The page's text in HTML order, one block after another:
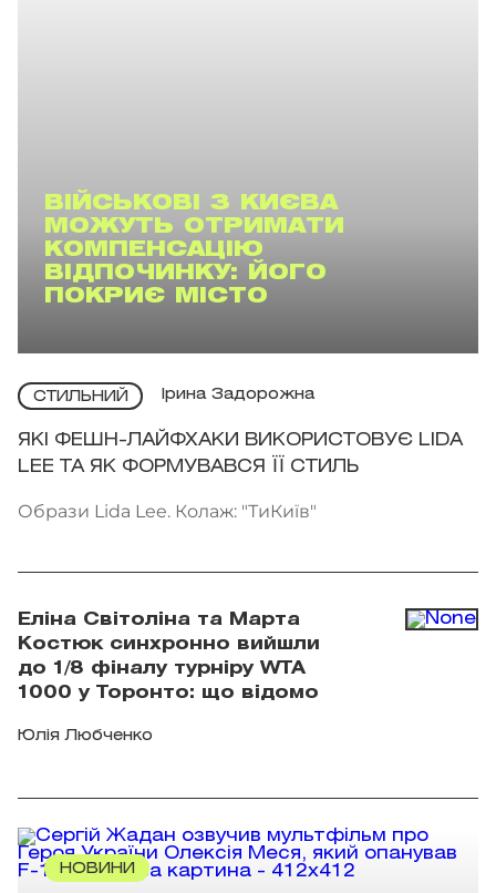
ВІЙСЬКОВІ З КИЄВА
МОЖУТЬ ОТРИМАТИ
КОМПЕНСАЦІЮ
ВІДПОЧИНКУ: ЙОГО
ПОКРИЄ МІСТО
СТИЛЬНИЙ Ірина Задорожна
ЯКІ ФЕШН-ЛАЙФХАКИ ВИКОРИСТОВУЄ LIDA
LEE ТА ЯК ФОРМУВАВСЯ ЇЇ СТИЛЬ
Образи Lida Lee. Колаж: "ТиКиїв"
Еліна Світоліна та Марта
Костюк синхронно вийшли
до 1/8 фіналу турніру WTA
1000 у Торонто: що відомо
Юлія Любченко
НОВИНИ